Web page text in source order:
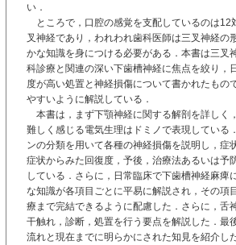
い．
ところで，口腔の感覚を支配しているのは12
叉神経であり，われわれ歯科医師は三叉神経の
かな知識を身につける必要がある．本書は三叉
科診療と関連の深い下歯槽神経に焦点を絞り，
度が高い処置と神経損傷について書かれたもの
やすいように解説している．
本書は，まず下顎神経に関する解剖を詳しく
難しく感じる電気生理はドミノで表現している
ンの分類を用いて各種の神経損傷を説明し，症
症状からみた回復度，予後，治療法あるいは予
している．さらに，日常臨床で下歯槽神経麻痺
な知識が各項目ごとに平易に解説され，その項
療まで完結できるように配慮した．さらに，舌
干触れ，診断，処置を行う要点を解説した．最
流れと現在までに明らかにされた知見を紹介し